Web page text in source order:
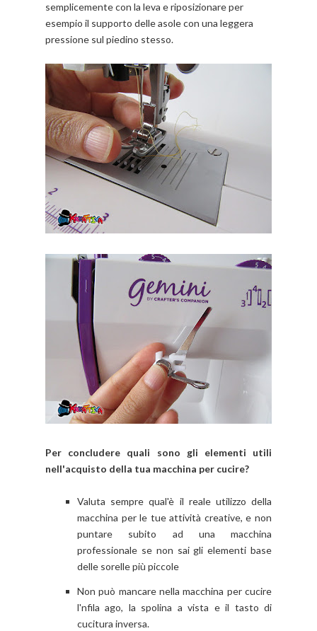
semplicemente con la leva e riposizionare per
esempio il supporto delle asole con una leggera
pressione sul piedino stesso.
Per concludere quali sono gli elementi utili
nell'acquisto della tua macchina per cucire?
Valuta sempre qual'è il reale utilizzo della
macchina per le tue attività creative, e non
puntare subito ad una macchina
professionale se non sai gli elementi base
delle sorelle più piccole
Non può mancare nella macchina per cucire
l'nfila ago, la spolina a vista e il tasto di
cucitura inversa.